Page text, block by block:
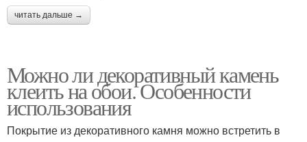
читать дальше →
Можно ли декоративный камень
клеить на обои. Особенности
использования
Покрытие из декоративного камня можно встретить в